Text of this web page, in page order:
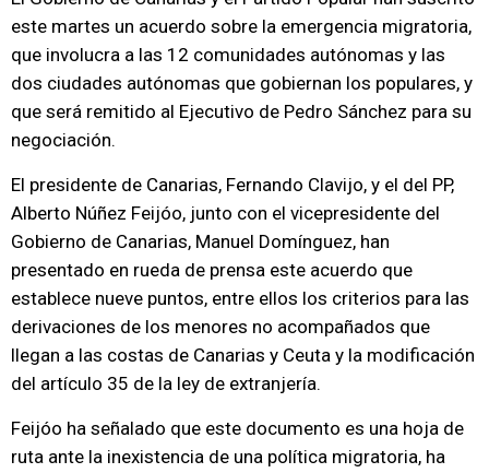
este martes un acuerdo sobre la emergencia migratoria,
que involucra a las 12 comunidades autónomas y las
dos ciudades autónomas que gobiernan los populares, y
que será remitido al Ejecutivo de Pedro Sánchez para su
negociación.
El presidente de Canarias, Fernando Clavijo, y el del PP,
Alberto Núñez Feijóo, junto con el vicepresidente del
Gobierno de Canarias, Manuel Domínguez, han
presentado en rueda de prensa este acuerdo que
establece nueve puntos, entre ellos los criterios para las
derivaciones de los menores no acompañados que
llegan a las costas de Canarias y Ceuta y la modificación
del artículo 35 de la ley de extranjería.
Feijóo ha señalado que este documento es una hoja de
ruta ante la inexistencia de una política migratoria, ha